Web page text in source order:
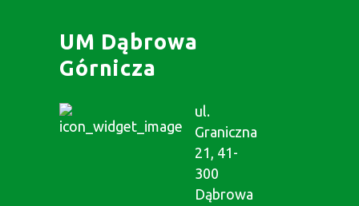
UM Dąbrowa
Górnicza
ul.
Graniczna
21, 41-
300
Dąbrowa